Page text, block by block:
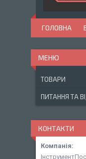
ГОЛОВНА
ТОВАРИ
ПИТАННЯ ТА
КОНТАКТИ